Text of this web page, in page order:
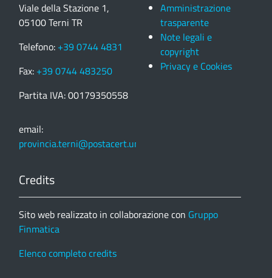
Viale della Stazione 1,
05100 Terni TR
Telefono: +39 0744 4831
Fax: +39 0744 483250
Partita IVA: 00179350558
email:
provincia.terni@postacert.umbria.it
Amministrazione
trasparente
Note legali e
copyright
Privacy e Cookies
Credits
Sito web realizzato in collaborazione con Gruppo
Finmatica
Elenco completo credits